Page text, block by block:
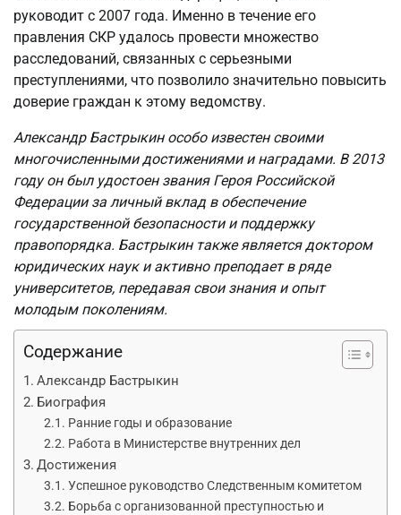
руководит с 2007 года. Именно в течение его
правления СКР удалось провести множество
расследований, связанных с серьезными
преступлениями, что позволило значительно повысить
доверие граждан к этому ведомству.
Александр Бастрыкин особо известен своими
многочисленными достижениями и наградами. В 2013
году он был удостоен звания Героя Российской
Федерации за личный вклад в обеспечение
государственной безопасности и поддержку
правопорядка. Бастрыкин также является доктором
юридических наук и активно преподает в ряде
университетов, передавая свои знания и опыт
молодым поколениям.
Содержание
Александр Бастрыкин
Биография
Ранние годы и образование
Работа в Министерстве внутренних дел
Достижения
Успешное руководство Следственным комитетом
Борьба с организованной преступностью и